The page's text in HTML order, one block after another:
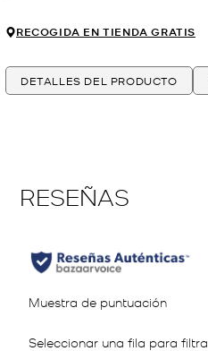
RECOGIDA EN TIENDA GRATIS
DETALLES DEL PRODUCTO